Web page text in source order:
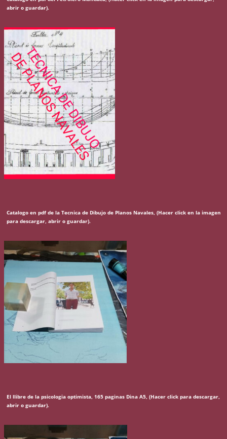
abrir o guardar).
Catalogo en pdf de la Tecnica de Dibujo de Planos Navales, (Hacer click en la imagen
para descargar, abrir o guardar).
El llibre de la psicologia optimista, 165 paginas Dina A5, (Hacer click para descargar,
abrir o guardar).